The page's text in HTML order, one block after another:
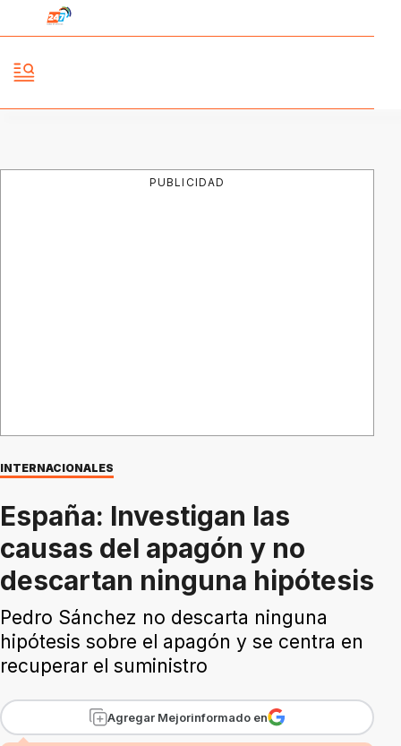
PUBLICIDAD
INTERNACIONALES
España: Investigan las
causas del apagón y no
descartan ninguna hipótesis
Pedro Sánchez no descarta ninguna
hipótesis sobre el apagón y se centra en
recuperar el suministro
Agregar Mejorinformado en